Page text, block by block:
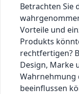
Betrachten Sie
Vorteile und
Produkts
rechtfertigen?
Design, Marke
Wahrnehmung
beeinflussen